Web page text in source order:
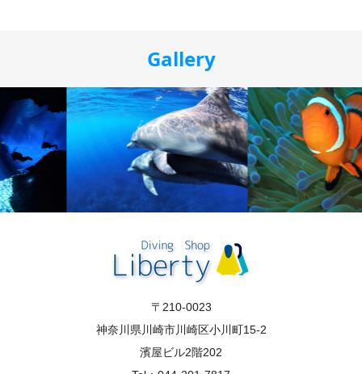
Gallery
〒210-0023
神奈川県川崎市川崎区小川町15-2
濱屋ビル2階202